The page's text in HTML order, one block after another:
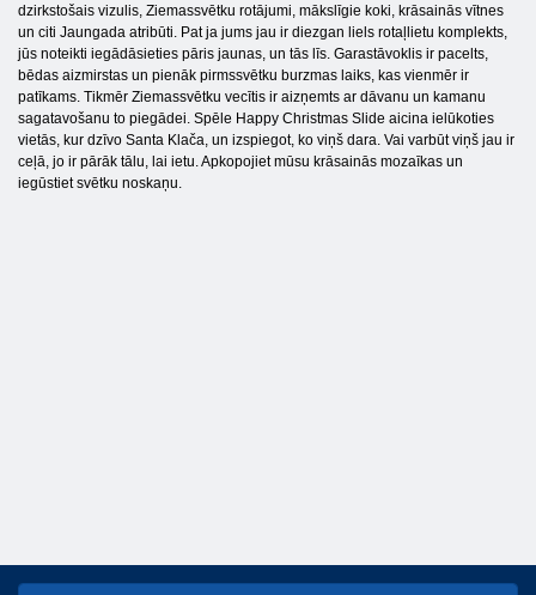
dzirkstošais vizulis, Ziemassvētku rotājumi, mākslīgie koki, krāsainās vītnes
un citi Jaungada atribūti. Pat ja jums jau ir diezgan liels rotaļlietu komplekts,
jūs noteikti iegādāsieties pāris jaunas, un tās līs. Garastāvoklis ir pacelts,
bēdas aizmirstas un pienāk pirmssvētku burzmas laiks, kas vienmēr ir
patīkams. Tikmēr Ziemassvētku vecītis ir aizņemts ar dāvanu un kamanu
sagatavošanu to piegādei. Spēle Happy Christmas Slide aicina ielūkoties
vietās, kur dzīvo Santa Klača, un izspiegot, ko viņš dara. Vai varbūt viņš jau ir
ceļā, jo ir pārāk tālu, lai ietu. Apkopojiet mūsu krāsainās mozaīkas un
iegūstiet svētku noskaņu.